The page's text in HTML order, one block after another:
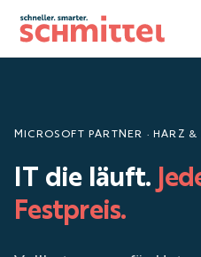
MICROSOFT PARTNER · HARZ &
IT die läuft.
Festpreis.